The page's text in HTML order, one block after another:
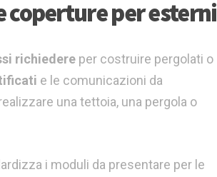
coperture per esterni
richiedere per costruire pergolati o
e le comunicazioni da
una tettoia, una pergola o
i moduli da presentare per le